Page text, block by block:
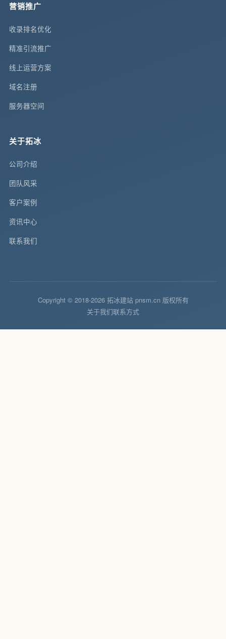
营销推广
收录排名优化
精准引流推广
线上运营方案
域名注册
服务器空间
关于拓冰
公司介绍
团队风采
客户案例
资讯中心
联系我们
Copyright © 2018-2026 拓冰建站 pnsm.cn 版权所有
关于我们联系方式